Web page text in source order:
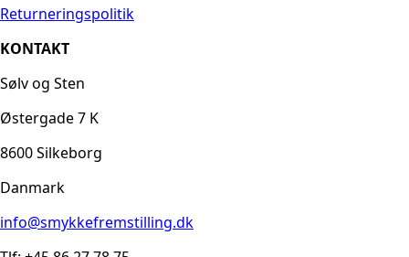
Returneringspolitik
KONTAKT
Sølv og Sten
Østergade 7 K
8600 Silkeborg
Danmark
info@smykkefremstilling.dk